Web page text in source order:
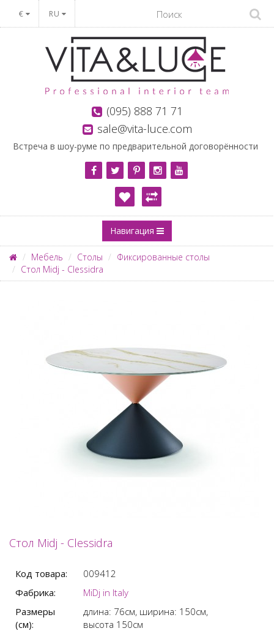
€ RU
(095) 888 71 71
sale@vita-luce.com
Встреча в шоу-руме по предварительной договорённости
Навигация
Мебель Столы
Фиксированные столы
Стол Midj - Clessidra
Стол Midj - Clessidra
Код товара:
009412
Фабрика:
MiDj in Italy
Размеры
(см):
длина: 76см, ширина: 150см,
высота 150см